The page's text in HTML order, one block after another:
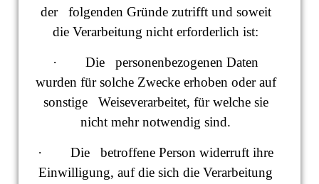
der folgenden Gründe zutrifft und soweit
die Verarbeitung nicht erforderlich ist:
· Die personenbezogenen Daten
wurden für solche Zwecke erhoben oder auf
sonstige Weiseverarbeitet, für welche sie
nicht mehr notwendig sind.
· Die betroffene Person widerruft ihre
Einwilligung, auf die sich die Verarbeitung